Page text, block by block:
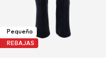
Pequeño
REBAJAS